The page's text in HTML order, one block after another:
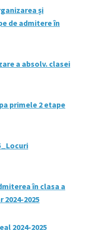
și
de admitere în
a absolv. clasei
primele 2 etape
în clasa a
2025
2024-2025